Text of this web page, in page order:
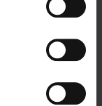
its operations on